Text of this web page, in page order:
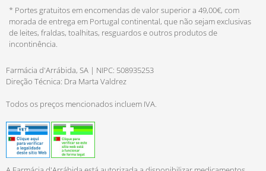
* Portes gratuitos em encomendas de valor superior a 49,00€, com
morada de entrega em Portugal continental, que não sejam exclusivas
de leites, fraldas, toalhitas, resguardos e outros produtos de
incontinência.
Farmácia d'Arrábida, SA | NIPC: 508935253
Direção Técnica: Dra Marta Valdrez
Todos os preços mencionados incluem IVA.